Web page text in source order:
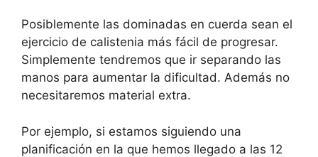
Posiblemente las dominadas en cuerda sean el
ejercicio de calistenia más fácil de progresar.
Simplemente tendremos que ir separando las
manos para aumentar la dificultad. Además no
necesitaremos material extra.
Por ejemplo, si estamos siguiendo una
planificación en la que hemos llegado a las 12